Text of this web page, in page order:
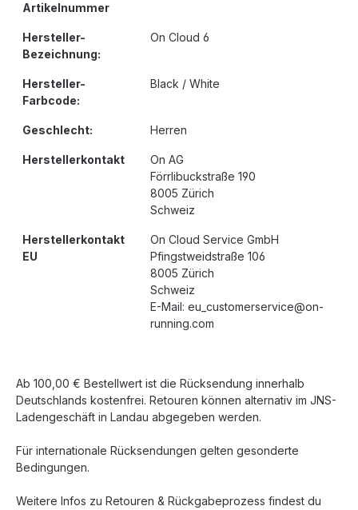
Artikelnummer
Hersteller-
Bezeichnung:
On Cloud 6
Hersteller-
Farbcode:
Black / White
Geschlecht: Herren
Herstellerkontakt
On AG
Förrlibuckstraße 190
8005 Zürich
Schweiz
Herstellerkontakt
EU
On Cloud Service GmbH
Pfingstweidstraße 106
8005 Zürich
Schweiz
E-Mail: eu_customerservice@on-
running.com
Ab 100,00 € Bestellwert ist die Rücksendung innerhalb
Deutschlands kostenfrei. Retouren können alternativ im JNS-
Ladengeschäft in Landau abgegeben werden.
Für internationale Rücksendungen gelten gesonderte
Bedingungen.
Weitere Infos zu Retouren & Rückgabeprozess findest du